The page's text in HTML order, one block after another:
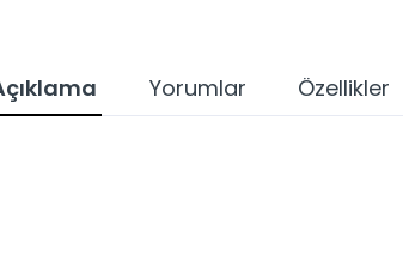
Yorumlar Özellikler